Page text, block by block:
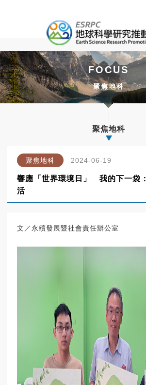
FOCUS
聚焦地科
聚焦地科
聚焦地科 2024-06-19
響應「世界環境日」 我的下一袋
活
文／永續發展暨社會責任辦公室